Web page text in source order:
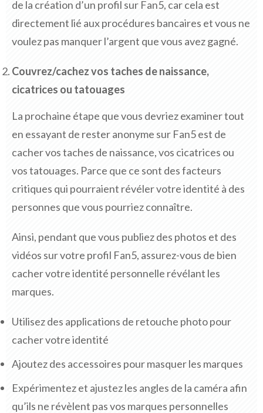
de la création d’un profil sur Fan5, car cela est
directement lié aux procédures bancaires et vous ne
voulez pas manquer l’argent que vous avez gagné.
Couvrez/cachez vos taches de naissance,
cicatrices ou tatouages
La prochaine étape que vous devriez examiner tout
en essayant de rester anonyme sur Fan5 est de
cacher vos taches de naissance, vos cicatrices ou
vos tatouages. Parce que ce sont des facteurs
critiques qui pourraient révéler votre identité à des
personnes que vous pourriez connaître.
Ainsi, pendant que vous publiez des photos et des
vidéos sur votre profil Fan5, assurez-vous de bien
cacher votre identité personnelle révélant les
marques.
Utilisez des applications de retouche photo pour
cacher votre identité
Ajoutez des accessoires pour masquer les marques
Expérimentez et ajustez les angles de la caméra afin
qu’ils ne révèlent pas vos marques personnelles